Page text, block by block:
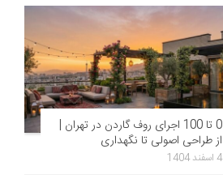
0 تا 100 اجرای روف گاردن در تهران |
از طراحی اصولی تا نگهداری
4 اسفند 1404